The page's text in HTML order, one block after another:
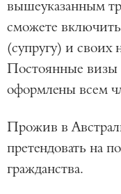
вышеуказанным
сможете включить
(супругу) и своих
Постоянные визы
оформлены всем
Прожив в
претендовать на
гражданства.